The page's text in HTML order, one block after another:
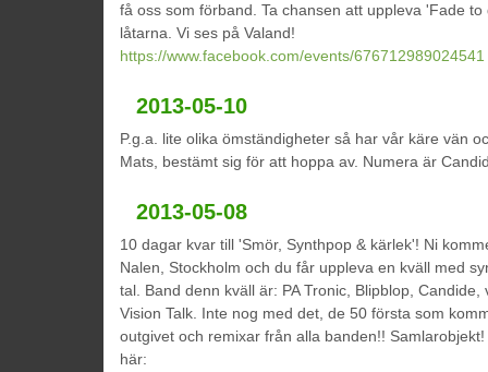
få oss som förband. Ta chansen att uppleva 'Fade
låtarna. Vi ses på Valand!
https://www.facebook.com/events/676712989024541
2013-05-10
P.g.a. lite olika ömständigheter så har vår käre vän
Mats, bestämt sig för att hoppa av. Numera är
2013-05-08
10 dagar kvar till 'Smör, Synthpop & kärlek'! Ni
Nalen, Stockholm och du får uppleva en kväll med
tal. Band denn kväll är: PA Tronic, Blipblop,
Vision Talk. Inte nog med det, de 50 första som
outgivet och remixar från alla banden!!
här: